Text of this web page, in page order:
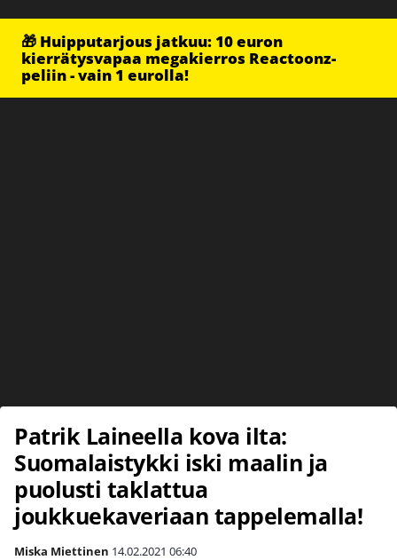
🎁 Huipputarjous jatkuu: 10 euron
kierrätysvapaa megakierros Reactoonz-
peliin - vain 1 eurolla!
Patrik Laineella kova ilta:
Suomalaistykki iski maalin ja
puolusti taklattua
joukkuekaveriaan tappelemalla!
Miska Miettinen 14.02.2021 06:40